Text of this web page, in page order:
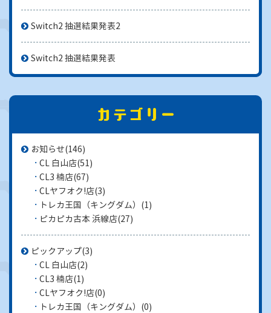
Switch2 抽選結果発表2
Switch2 抽選結果発表
お知らせ(146)
CL 白山店(51)
CL3 楠店(67)
CLヤフオク!店(3)
トレカ王国（キングダム） (1)
ピカピカ古本 浜線店(27)
ピックアップ(3)
CL 白山店(2)
CL3 楠店(1)
CLヤフオク!店(0)
トレカ王国（キングダム） (0)